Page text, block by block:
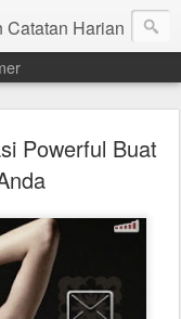
Catatan Harian
Powerful Buat